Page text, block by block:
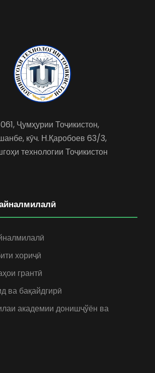
Ҷумҳурии Тоҷикистон,
кӯч. Н.Қаробоев 63/3,
технологии Тоҷикистон
хориҷӣ
грантӣ
ва бақайдгирӣ
академии донишҷўён ва